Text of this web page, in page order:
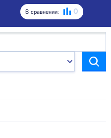
В сравнении: 0